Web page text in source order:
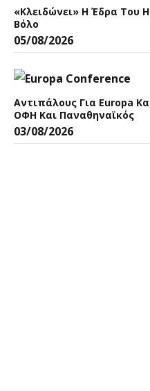
«Κλειδώνει» Η Έδρα Του
Βόλο
05/08/2026
Αντιπάλους Για Europa
ΟΦΗ Και Παναθηναϊκός
03/08/2026